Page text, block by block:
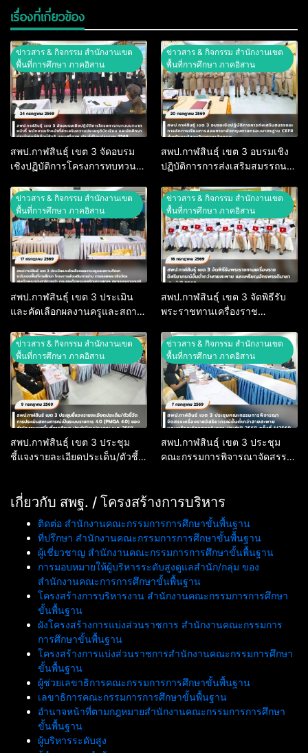
เรื่องที่เกี่ยวข้อง
ข่าวสาร & กิจกรรม สำนักงานเขต
พื้นที่การศึกษา ภาคอิสาน
สพป.กาฬสินธุ์ เขต 3 จัดอบรม
เชิงปฏิบัติการโครงการทบทวน
ส่งเสริมความประพฤตินักเรียน
และนักศึกษา ประจำศูนย์พิทักษ์
สิทธิ และเสรีภาพ ประจำ
ปีงบประมาณ 2569
ข่าวสาร & กิจกรรม สำนักงานเขต
พื้นที่การศึกษา ภาคอิสาน
สพป.กาฬสินธุ์ เขต 3 อบรมเชิง
ปฏิบัติการการส่งเสริมสมรรถนะ
อังกฤษตามกรอบมาตรฐาน CEFR
สำหรับครูผู้สอนวิชาภาษาอังกฤษ
ข่าวสาร & กิจกรรม สำนักงานเขต
พื้นที่การศึกษา ภาคอิสาน
สพป.กาฬสินธุ์ เขต 3 ประเมิน
และคัดเลือกผลงานครูและสถาน
โครงการส่งเสริมการอ่าน ตาม
รอยพระจริยวัตร สมเด็จพระ
กนิษฐาธิราชเจ้า กรมสมเด็จพระ
เทพรัตนราชสุดาฯ สยามบรม
ราชกุมารี
ข่าวสาร & กิจกรรม สำนักงานเขต
พื้นที่การศึกษา ภาคอิสาน
สพป.กาฬสินธุ์ เขต 3 จัดพิธีรับ
พระราชทานเครื่องราช
และเหรียญจักรพรรดิมาลา
ประจำปี 2568
ข่าวสาร & กิจกรรม สำนักงานเขต
พื้นที่การศึกษา ภาคอิสาน
สพป.กาฬสินธุ์ เขต 3 ประชุม
ชี้แจงรายละเอียดประเด็น/ตัวชี้
ของสำนักงานเขตพื้นที่การศึกษา
ประจำปีงบประมาณ พ.ศ. 2569
ข่าวสาร & กิจกรรม สำนักงานเขต
พื้นที่การศึกษา ภาคอิสาน
สพป.กาฬสินธุ์ เขต 3 ประชุม
คณะกรรมการพิจารณาจัดสรร
มาลา ประจำปี 2568 ครั้งที่
เกี่ยวกับ สพฐ. / โครงสร้างการบริหาร
ติดต่อ สำนักงานคณะกรรมการการศึกษาขั้นพื้นฐาน
ที่ปรึกษา สำนักงานคณะกรรมการการศึกษาขั้นพื้นฐาน
ผู้เชี่ยวชาญ สำนักงานคณะกรรมการการศึกษาขั้นพื้นฐาน
การมอบหมายให้ผู้บริหารระดับสูงดูแลสำนัก/กลุ่ม ของ
สำนักงานคณะการการศึกษาขั้นพื้นฐาน
โครงสร้างการบริหารงาน สำนักงานคณะกรรมการการศึกษา
ขั้นพื้นฐาน
ผังโครงสร้างการแบ่งส่วนราชการ สำนักงานคณะกรรมการ
การศึกษาขั้นพื้นฐาน
โครงสร้างการแบ่งส่วนราชการสำนักงานคณะกรรมการศึกษา
ขั้นพื้นฐาน
ผู้ช่วยเลขาธิการคณะกรรมการการศึกษาขั้นพื้นฐาน
เลขาธิการคณะกรรมการการศึกษาขั้นพื้นฐาน
อำนาจหน้าที่ตามกฎหมายสำนักงานคณะกรรมการการศึกษา
ขั้นพื้นฐาน
ผู้บริหารระดับสูง